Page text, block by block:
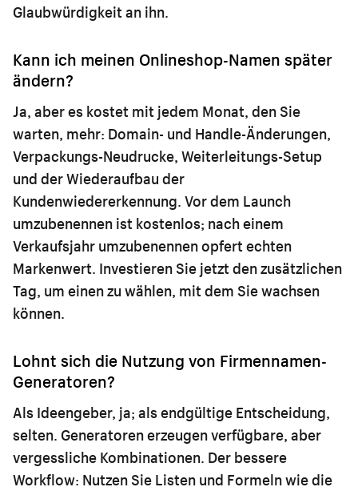
Glaubwürdigkeit an ihn.
Kann ich meinen Onlineshop-Namen später
ändern?
Ja, aber es kostet mit jedem Monat, den Sie
warten, mehr: Domain- und Handle-Änderungen,
Verpackungs-Neudrucke, Weiterleitungs-Setup
und der Wiederaufbau der
Kundenwiedererkennung. Vor dem Launch
umzubenennen ist kostenlos; nach einem
Verkaufsjahr umzubenennen opfert echten
Markenwert. Investieren Sie jetzt den zusätzlichen
Tag, um einen zu wählen, mit dem Sie wachsen
können.
Lohnt sich die Nutzung von Firmennamen-
Generatoren?
Als Ideengeber, ja; als endgültige Entscheidung,
selten. Generatoren erzeugen verfügbare, aber
vergessliche Kombinationen. Der bessere
Workflow: Nutzen Sie Listen und Formeln wie die